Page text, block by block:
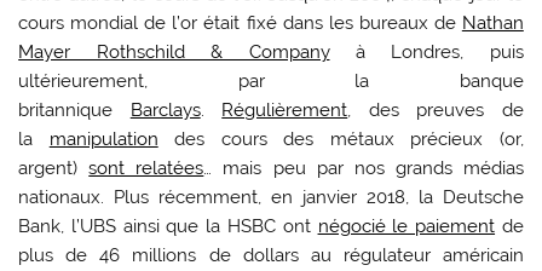
cours mondial de l’or était fixé dans les bureaux de Nathan
Mayer Rothschild & Companyà Londres, puis
ultérieurement, par la banque
britannique Barclays. Régulièrement, des preuves de
la manipulation des cours des métaux précieux (or,
argent)sont relatées… mais peu par nos grands médias
nationaux. Plus récemment, en janvier 2018, la Deutsche
Bank, l’UBS ainsi que la HSBC ont négocié le paiement de
plus de 46 millions de dollars au régulateur américain